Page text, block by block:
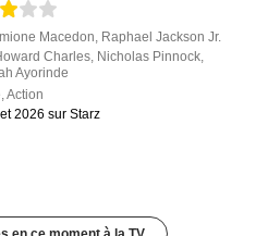
Macedon, Raphael Jackson Jr.
Charles, Nicholas Pinnock,
Ayorinde
,Action
2026 sur Starz